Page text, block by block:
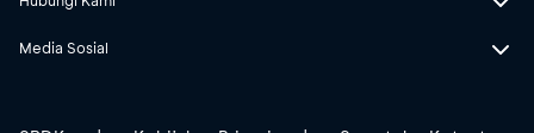
Media Sosial